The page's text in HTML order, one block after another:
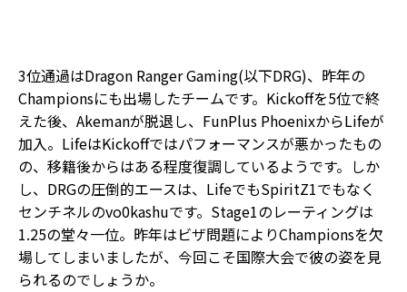
3位通過はDragon Ranger Gaming(以下DRG)、昨年の
Championsにも出場したチームです。Kickoffを5位で終
えた後、Akemanが脱退し、FunPlus PhoenixからLifeが
加入。LifeはKickoffではパフォーマンスが悪かったもの
の、移籍後からはある程度復調しているようです。しか
し、DRGの圧倒的エースは、LifeでもSpiritZ1でもなく
センチネルのvo0kashuです。Stage1のレーティングは
1.25の堂々一位。昨年はビザ問題によりChampionsを欠
場してしまいましたが、今回こそ国際大会で彼の姿を見
られるのでしょうか。